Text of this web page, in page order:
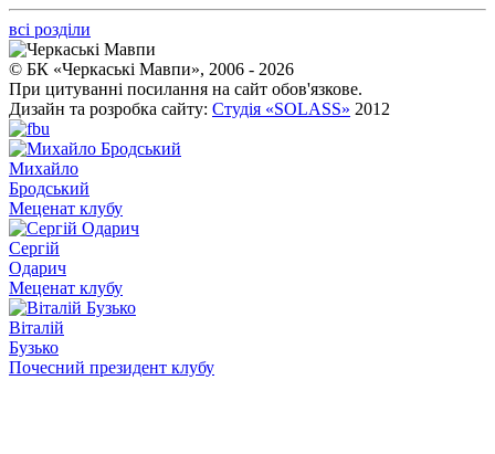
всі розділи
© БК «Черкаські Мавпи», 2006 - 2026
При цитуванні посилання на сайт обов'язкове.
Дизайн та розробка сайту: Студія «SOLASS» 2012
Михайло
Бродський
Меценат клубу
Сергій
Одарич
Меценат клубу
Віталій
Бузько
Почесний президент клубу